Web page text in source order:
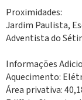
Proximidades:
Jardim Paulista,
Adventista do
Informações
Aquecimento:
Área privativa: